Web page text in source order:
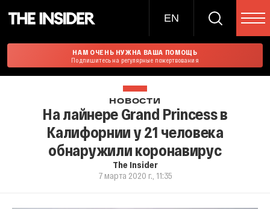
EN
НАМ ОЧЕНЬ НУЖНА ВАША ПОМОЩЬ
Подпишитесь на регулярные пожертвования
НОВОСТИ
На лайнере Grand Princess в
Калифорнии у 21 человека
обнаружили коронавирус
The Insider
7 марта 2020 г., 11:35